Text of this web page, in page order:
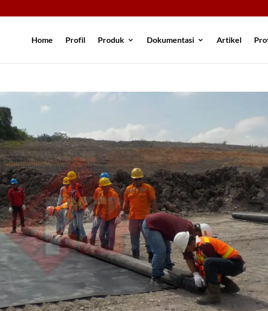
Home Profil Produk Dokumentasi Artikel